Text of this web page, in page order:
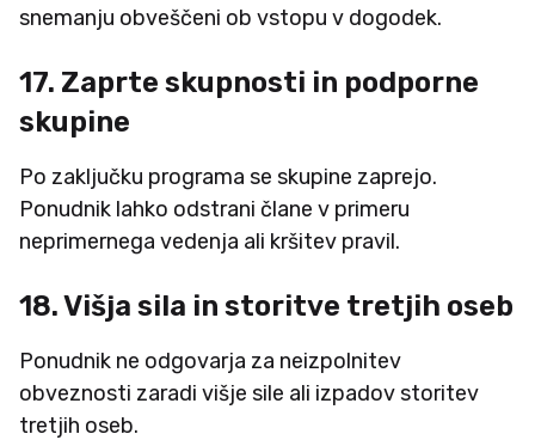
snemanju obveščeni ob vstopu v dogodek.
17. Zaprte skupnosti in podporne
skupine
Po zaključku programa se skupine zaprejo.
Ponudnik lahko odstrani člane v primeru
neprimernega vedenja ali kršitev pravil.
18. Višja sila in storitve tretjih oseb
Ponudnik ne odgovarja za neizpolnitev
obveznosti zaradi višje sile ali izpadov storitev
tretjih oseb.